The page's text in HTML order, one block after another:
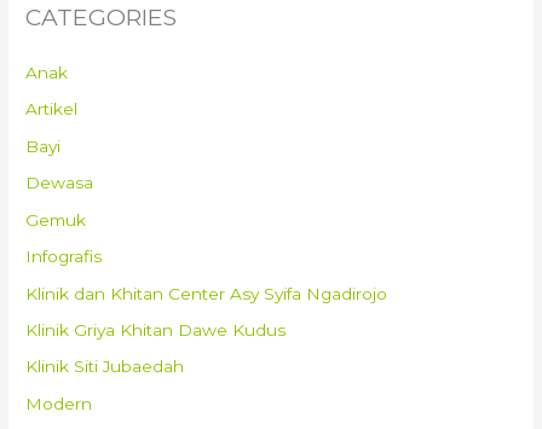
CATEGORIES
Anak
Artikel
Bayi
Dewasa
Gemuk
Infografis
Klinik dan Khitan Center Asy Syifa Ngadirojo
Klinik Griya Khitan Dawe Kudus
Klinik Siti Jubaedah
Modern